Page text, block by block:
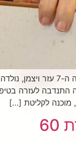
מוכנה לקליטת […]